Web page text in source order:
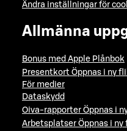
Ändra inställningar för
Allmänna
Bonus med Apple Plånbok
Presentkort Öppnas i ny
För medier
Dataskydd
Oiva-rapporter Öppnas i
Arbetsplatser Öppnas i ny